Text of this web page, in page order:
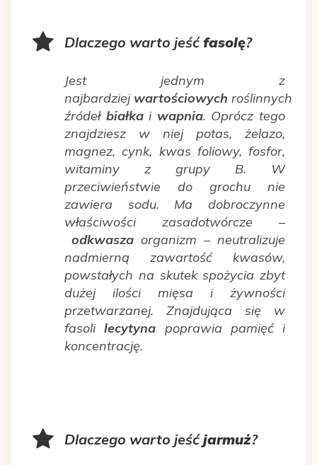
Dlaczego warto jeśćfasolę?
Jest jednym z
najbardziej wartościowych roślinnych
źródeł białkai wapnia. Oprócz tego
znajdziesz w niej potas, żelazo,
magnez, cynk, kwas foliowy, fosfor,
witaminy z grupy B. W
przeciwieństwie do grochu nie
zawiera sodu. Ma dobroczynne
właściwości zasadotwórcze –
odkwasza organizm – neutralizuje
nadmierną zawartość kwasów,
powstałych na skutek spożycia zbyt
dużej ilości mięsa i żywności
przetwarzanej. Znajdująca się w
fasolilecytyna poprawia pamięć i
koncentrację.
Dlaczego warto jeśćjarmuż?